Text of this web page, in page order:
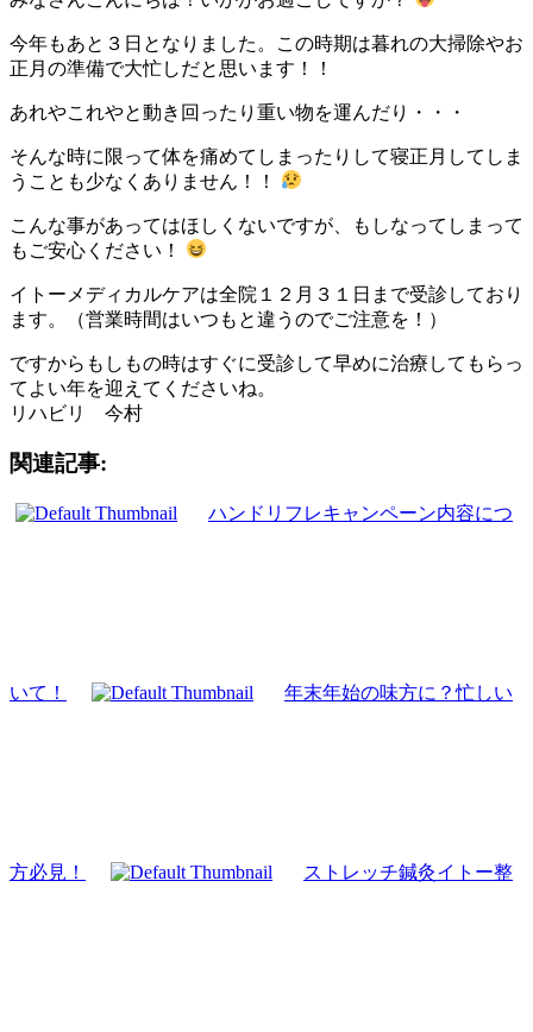
今年もあと３日となりました。この時期は暮れの大掃除やお
正月の準備で大忙しだと思います！！
あれやこれやと動き回ったり重い物を運んだり・・・
そんな時に限って体を痛めてしまったりして寝正月してしま
うことも少なくありません！！
こんな事があってはほしくないですが、もしなってしまって
もご安心ください！
イトーメディカルケアは全院１２月３１日まで受診しており
ます。（営業時間はいつもと違うのでご注意を！）
ですからもしもの時はすぐに受診して早めに治療してもらっ
てよい年を迎えてくださいね。
リハビリ 今村
関連記事:
ハンドリフレキャンペーン内容につ
いて！ 年末年始の味方に？忙しい
方必見！ ストレッチ鍼灸イトー整